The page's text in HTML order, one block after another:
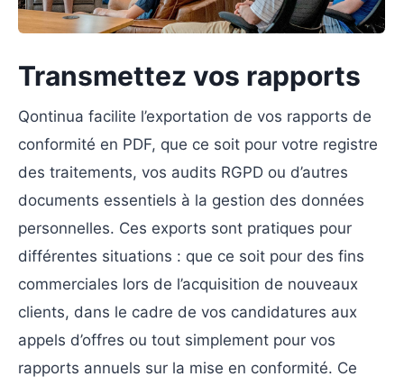
Transmettez vos rapports
Qontinua facilite l’exportation de vos rapports de
conformité en PDF, que ce soit pour votre registre
des traitements, vos audits RGPD ou d’autres
documents essentiels à la gestion des données
personnelles. Ces exports sont pratiques pour
différentes situations : que ce soit pour des fins
commerciales lors de l’acquisition de nouveaux
clients, dans le cadre de vos candidatures aux
appels d’offres ou tout simplement pour vos
rapports annuels sur la mise en conformité. Ce